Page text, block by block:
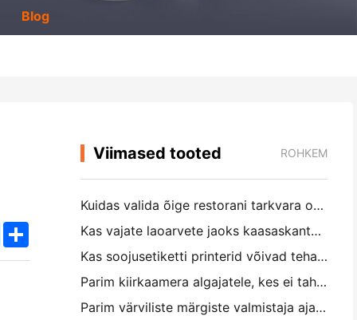
Blog
TwitterShare
Viimased tooted ROHKEM
Kuidas valida õige restorani tarkvara oma väikese või keskmise suurusega restorani jaoks
Kas vajate laoarvete jaoks kaasaskantavat A4-printerit? Mis tegelikult töötab
Kas soojusetiketti printerid võivad teha väikeettevõtete toodetele veekindel etikett?
Parim kiirkaamera algajatele, kes ei taha paberit raiskata
Parim värviliste märgiste valmistaja ajakirjastamiseks ja scrapbooking'iks: lisage iga leheküljele rohkem värvi